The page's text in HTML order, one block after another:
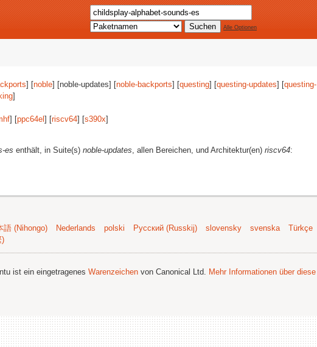
Alle Optionen
] [noble] [noble-updates] [noble-backports] [questing] [questing-updates] [questing-
]
] [ppc64el ] [riscv64] [s390x]
es enthält, in Suite(s) noble-updates, allen Bereichen, und Architektur(en) riscv64:
語 (Nihongo) Nederlands polski Русский (Russkij) slovensky svenska
Türkçe
)
ist ein eingetragenes Warenzeichen von Canonical Ltd. Mehr Informationen über diese